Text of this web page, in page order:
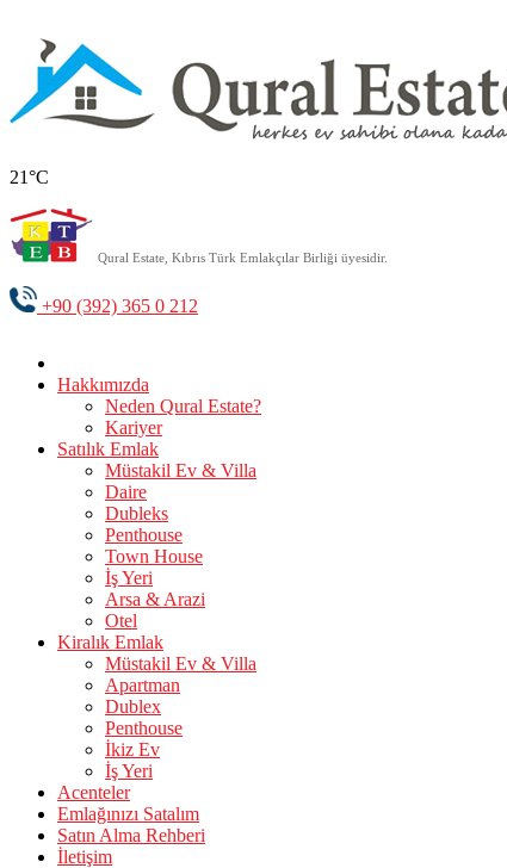
21°C
Qural Estate, Kıbrıs Türk Emlakçılar Birliği üyesidir.
+90 (392) 365 0 212
Hakkımızda
Neden Qural Estate?
Kariyer
Satılık Emlak
Müstakil Ev & Villa
Daire
Dubleks
Penthouse
Town House
İş Yeri
Arsa & Arazi
Otel
Kiralık Emlak
Müstakil Ev & Villa
Apartman
Dublex
Penthouse
İkiz Ev
İş Yeri
Acenteler
Emlağınızı Satalım
Satın Alma Rehberi
İletişim